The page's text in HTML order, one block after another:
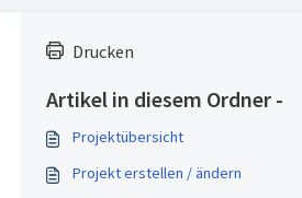
Drucken
Artikel in diesem Ordner -
Projektübersicht
Projekt erstellen / ändern